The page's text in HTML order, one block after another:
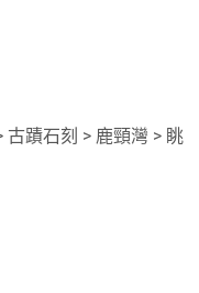
古蹟石刻 > 鹿頸灣 > 眺